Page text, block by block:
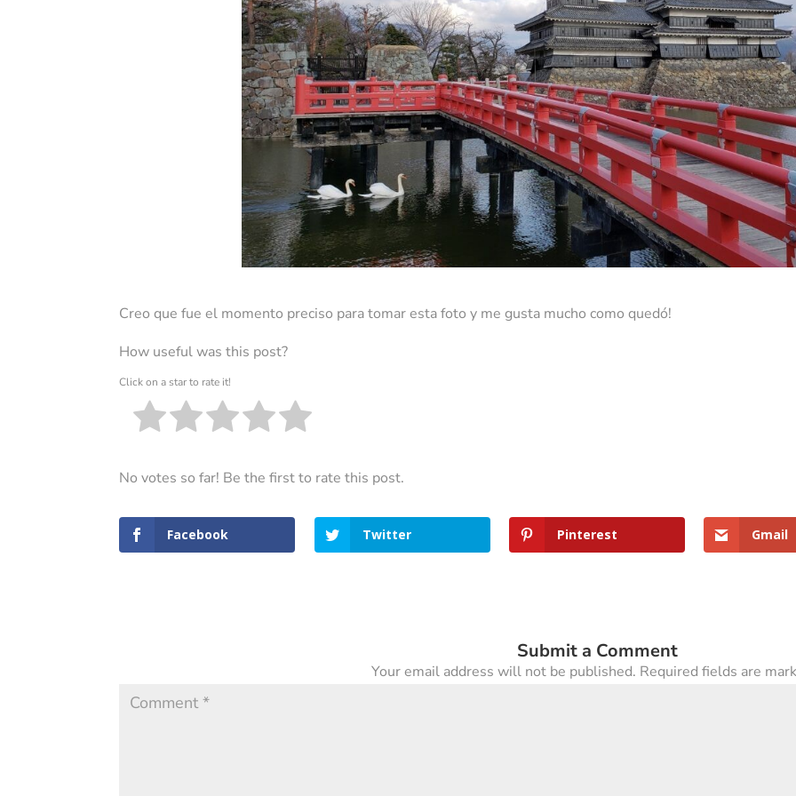
Creo que fue el momento preciso para tomar esta foto y me gusta mucho como quedó!
How useful was this post?
Click on a star to rate it!
No votes so far! Be the first to rate this post.
Facebook Twitter Pinterest Gmail
Submit a Comment
Your email address will not be published. Required fields are